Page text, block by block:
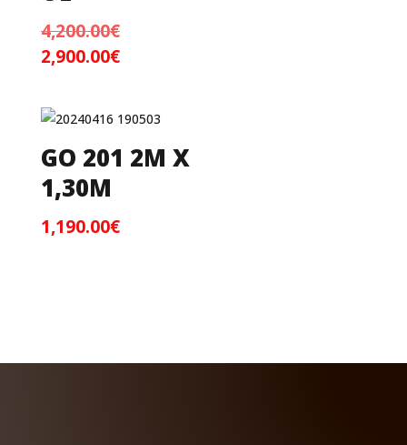
4,200.00€Le
prix
4,200.00€.
2,900.00€Le
est :
2,900.00€.
GO 201 2M X
1,30M
1,190.00€